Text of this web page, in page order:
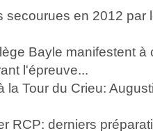
secourues en 2012 par
Bayle manifestent à
l'épreuve...
la Tour du Crieu:
RCP: derniers